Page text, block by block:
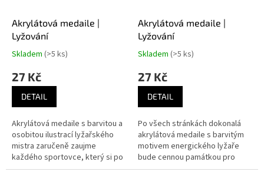
Akrylátová medaile |
Lyžování
Skladem (>5 ks)
27 Kč
DETAIL
Akrylátová medaile s barvitou a
osobitou ilustrací lyžařského
mistra zaručeně zaujme
každého sportovce, který si po
náročném závodu zaslouženě
Akrylátová medaile |
Lyžování
Skladem (>5 ks)
27 Kč
DETAIL
Po všech stránkách dokonalá
akrylátová medaile s barvitým
motivem energického lyžaře
bude cennou památkou pro
každého šampiona, který se